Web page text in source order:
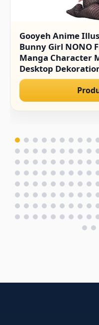
Gooyeh Anime
Bunny Girl NONO
Manga Character
Desktop
Geschenk für Fans